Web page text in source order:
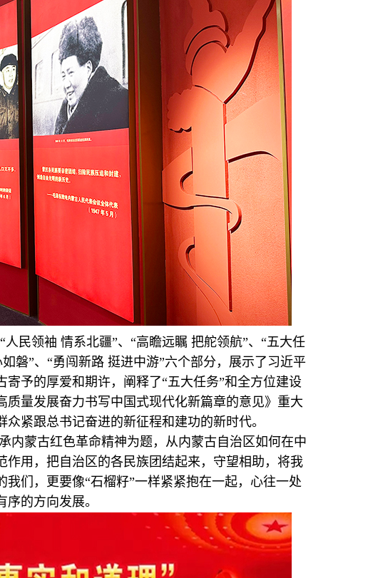
民领袖 情系北疆”、“高瞻远瞩 把舵领航”、“五大任
磐”、“勇闯新路 挺进中游”六个部分，展示了习近平
予的厚爱和期许，阐释了“五大任务”和全方位建设
量发展奋力书写中国式现代化新篇章的意见》重大
紧跟总书记奋进的新征程和建功的新时代。
内蒙古红色革命精神为题，从内蒙古自治区如何在中
用，把自治区的各民族团结起来，守望相助，将我
们，更要像“石榴籽”一样紧紧抱在一起，心往一处
的方向发展。